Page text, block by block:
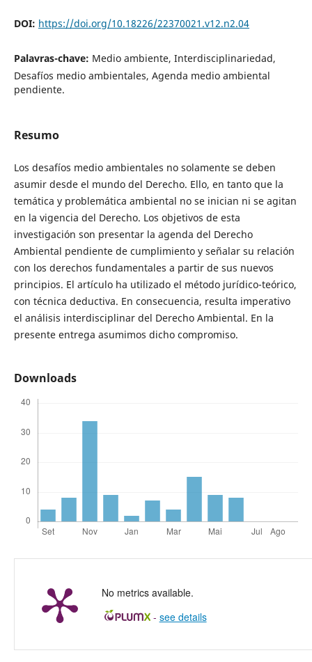
DOI: https://doi.org/10.18226/22370021.v12.n2.04
Palavras-chave: Medio ambiente, Interdisciplinariedad,
Desafíos medio ambientales, Agenda medio ambiental
pendiente.
Resumo
Los desafíos medio ambientales no solamente se deben
asumir desde el mundo del Derecho. Ello, en tanto que la
temática y problemática ambiental no se inician ni se agitan
en la vigencia del Derecho. Los objetivos de esta
investigación son presentar la agenda del Derecho
Ambiental pendiente de cumplimiento y señalar su relación
con los derechos fundamentales a partir de sus nuevos
principios. El artículo ha utilizado el método jurídico-teórico,
con técnica deductiva. En consecuencia, resulta imperativo
el análisis interdisciplinar del Derecho Ambiental. En la
presente entrega asumimos dicho compromiso.
Downloads
No metrics available.
- see details